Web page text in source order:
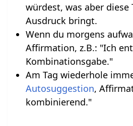
würdest, was aber diese
Ausdruck bringt.
Wenn du morgens
Affirmation, z.B.: "Ich
Kombinationsgabe."
Am Tag wiederhole
Autosuggestion,
kombinierend."